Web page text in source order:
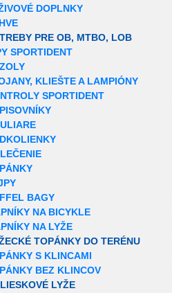
DOPLNKY
PRE OB, MTBO, LOB
SPORTIDENT
KLIEŠTE A LAMPIÓNY
SPORTIDENT
BAGY
NA BICYKLE
NA LYŽE
TOPÁNKY DO TERÉNU
S KLINCAMI
BEZ KLINCOV
LYŽE